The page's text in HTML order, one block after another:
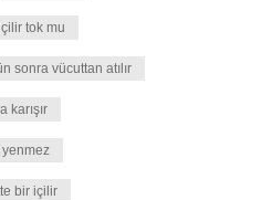
tok mu
sonra vücuttan atılır
karışır
bir içilir